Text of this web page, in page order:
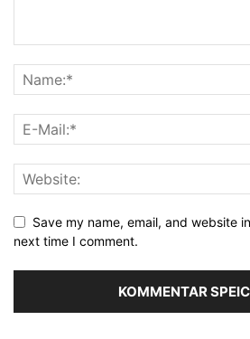
Save my name, email, and website
next time I comment.